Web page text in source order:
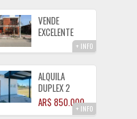
CENTRO
VENDE
EXCELENTE
PROPIEDAD DE
3
DORMITORIOS
ALMAFUERTE
+ INFO
ALQUILA
DUPLEX 2
DORMITORIOS
DE CATEGORIA
AR$ 850.000+ INFO